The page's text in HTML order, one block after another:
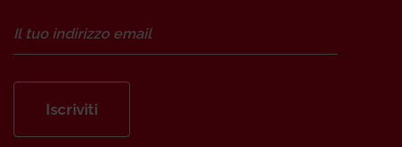
Iscriviti